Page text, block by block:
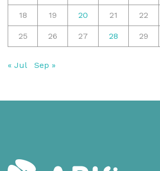
18 19 20 21 22
25 26 27 28 29
« Jul Sep »